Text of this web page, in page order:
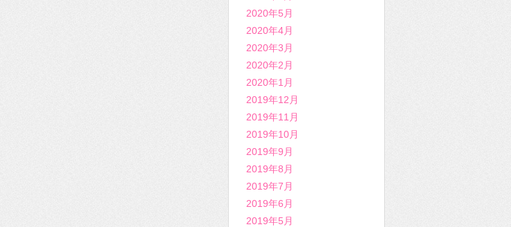
2020年5月
2020年4月
2020年3月
2020年2月
2020年1月
2019年12月
2019年11月
2019年10月
2019年9月
2019年8月
2019年7月
2019年6月
2019年5月